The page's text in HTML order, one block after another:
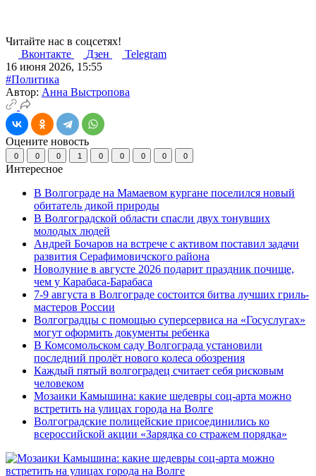
Читайте нас в соцсетях!
Вконтакте
Дзен
Telegram
16 июня 2026, 15:55
#Политика
Автор: Анна Выстропова
Оцените новость
0 0 0 1 0 0 0 0 0
Интересное
В Волгограде на Мамаевом кургане поселился новый
обитатель дикой природы
В Волгоградской области спасли двух тонувших
молодых людей
Андрей Бочаров на встрече с активом поставил задачи
развития Серафимовичского района
Новолуние в августе 2026 подарит праздник почище,
чем у Карабаса-Барабаса
7-9 августа в Волгограде состоится битва лучших гриль-
мастеров России
Волгоградцы с помощью суперсервиса на «Госуслугах»
могут оформить документы ребенка
В Комсомольском саду Волгограда установили
последний пролёт нового колеса обозрения
Каждый пятый волгоградец считает себя рисковым
человеком
Мозаики Камышина: какие шедевры соц-арта можно
встретить на улицах города на Волге
Волгоградские полицейские присоединились ко
всероссийской акции «Зарядка со стражем порядка»